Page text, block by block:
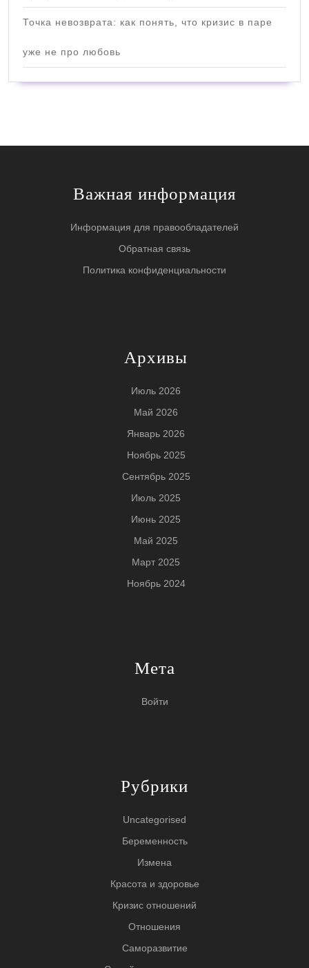
Точка невозврата: как понять, что кризис в паре
уже не про любовь
Важная информация
Информация для правообладателей
Обратная связь
Политика конфиденциальности
Архивы
Июль 2026
Май 2026
Январь 2026
Ноябрь 2025
Сентябрь 2025
Июль 2025
Июнь 2025
Май 2025
Март 2025
Ноябрь 2024
Мета
Войти
Рубрики
Uncategorised
Беременность
Измена
Красота и здоровье
Кризис отношений
Отношения
Саморазвитие